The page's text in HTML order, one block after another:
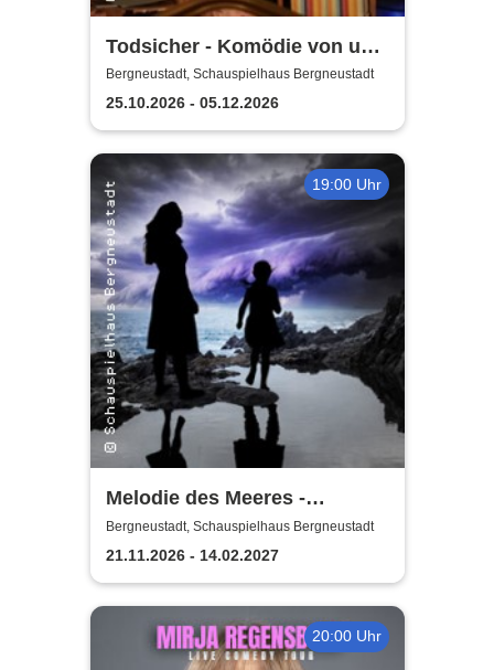
Todsicher - Komödie von und
mit Rita Winter
Bergneustadt, Schauspielhaus Bergneustadt
25.10.2026 - 05.12.2026
19:00 Uhr
Melodie des Meeres -
Schauspielhaus
Bergneustadt
Bergneustadt, Schauspielhaus Bergneustadt
21.11.2026 - 14.02.2027
20:00 Uhr